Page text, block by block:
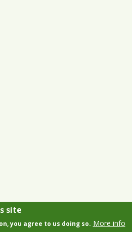
site
you agree to us doing so. More info